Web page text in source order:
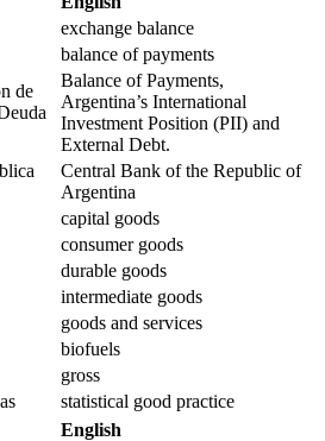
exchange balance
balance of payments
de
Balance of Payments,
Argentina’s International
Investment Position (PII) and
External Debt.
Central Bank of the Republic of
Argentina
capital goods
consumer goods
durable goods
intermediate goods
goods and services
biofuels
gross
statistical good practice
English